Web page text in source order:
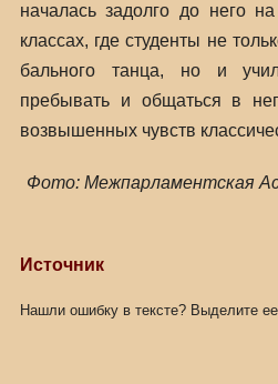
началась задолго до него
классах, где студенты не
бального танца, но и
пребывать и общаться в
возвышенных чувств
Фото: Межпарламентская
Источник
Нашли ошибку в тексте? Выделите